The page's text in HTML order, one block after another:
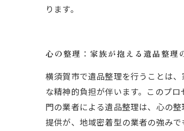
ります。
心の整理：家族が抱える遺品整理
横須賀市で遺品整理を行うことは
な精神的負担が伴います。このプ
門の業者による遺品整理は、心の
提供が、地域密着型の業者の強み